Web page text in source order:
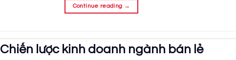
Continue reading →
Chiến lược kinh doanh ngành bán lẻ